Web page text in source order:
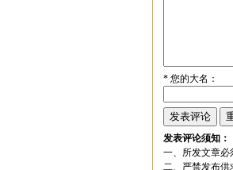
*您的大名：
发表评论须知：
一、所发文章必
二、严禁发布供